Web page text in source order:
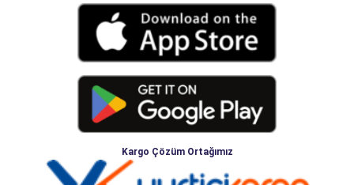
Kargo Çözüm Ortağımız